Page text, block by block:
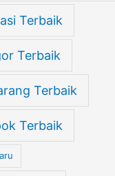
Terbaik
Terbaik
Terbaik
Terbaik